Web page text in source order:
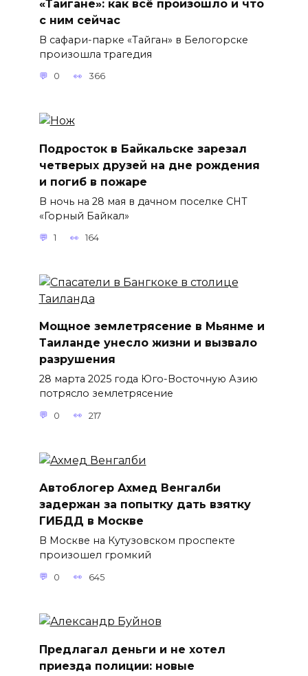
«Тайгане»: как всё произошло и что
с ним сейчас
В сафари-парке «Тайган» в Белогорске
произошла трагедия
0 366
Подросток в Байкальске зарезал
четверых друзей на дне рождения
и погиб в пожаре
В ночь на 28 мая в дачном поселке СНТ
«Горный Байкал»
1 164
Мощное землетрясение в Мьянме и
Таиланде унесло жизни и вызвало
разрушения
28 марта 2025 года Юго-Восточную Азию
потрясло землетрясение
0 217
Автоблогер Ахмед Венгалби
задержан за попытку дать взятку
ГИБДД в Москве
В Москве на Кутузовском проспекте
произошел громкий
0 645
Предлагал деньги и не хотел
приезда полиции: новые